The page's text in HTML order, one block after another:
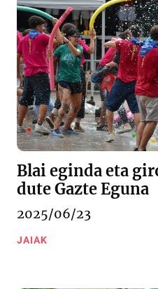
Blai eginda eta
dute Gazte Eguna
2025/06/23
JAIAK